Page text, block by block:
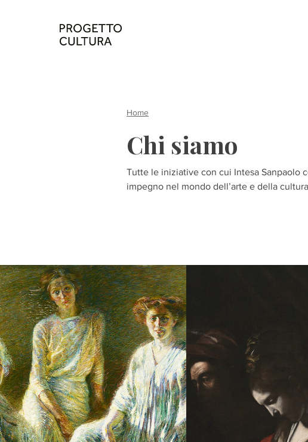
Home
Chi siamo
Tutte le iniziative con cui Intesa Sanpaolo
impegno nel mondo dell’arte e della